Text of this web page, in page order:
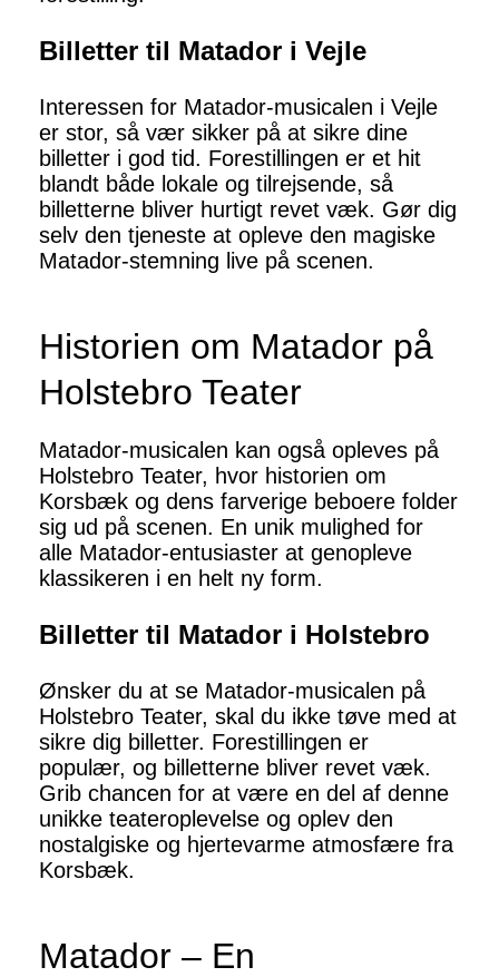
Billetter til Matador i Vejle
Interessen for Matador-musicalen i Vejle
er stor, så vær sikker på at sikre dine
billetter i god tid. Forestillingen er et hit
blandt både lokale og tilrejsende, så
billetterne bliver hurtigt revet væk. Gør dig
selv den tjeneste at opleve den magiske
Matador-stemning live på scenen.
Historien om Matador på
Holstebro Teater
Matador-musicalen kan også opleves på
Holstebro Teater, hvor historien om
Korsbæk og dens farverige beboere folder
sig ud på scenen. En unik mulighed for
alle Matador-entusiaster at genopleve
klassikeren i en helt ny form.
Billetter til Matador i Holstebro
Ønsker du at se Matador-musicalen på
Holstebro Teater, skal du ikke tøve med at
sikre dig billetter. Forestillingen er
populær, og billetterne bliver revet væk.
Grib chancen for at være en del af denne
unikke teateroplevelse og oplev den
nostalgiske og hjertevarme atmosfære fra
Korsbæk.
Matador – En